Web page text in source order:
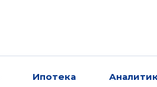
Ипотека